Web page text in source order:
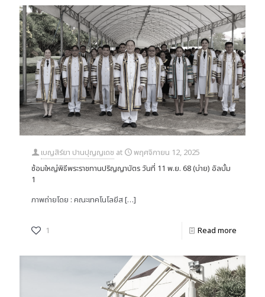
เบญสิร์ยา ปานปุญญเดช at
พฤศจิกายน 12, 2025
ซ้อมใหญ่พิธีพระราชทานปริญญาบัตร วันที่ 11 พ.ย. 68 (บ่าย) อัลบั้ม
1
ภาพถ่ายโดย : คณะเทคโนโลยีส[…]
1 Read more